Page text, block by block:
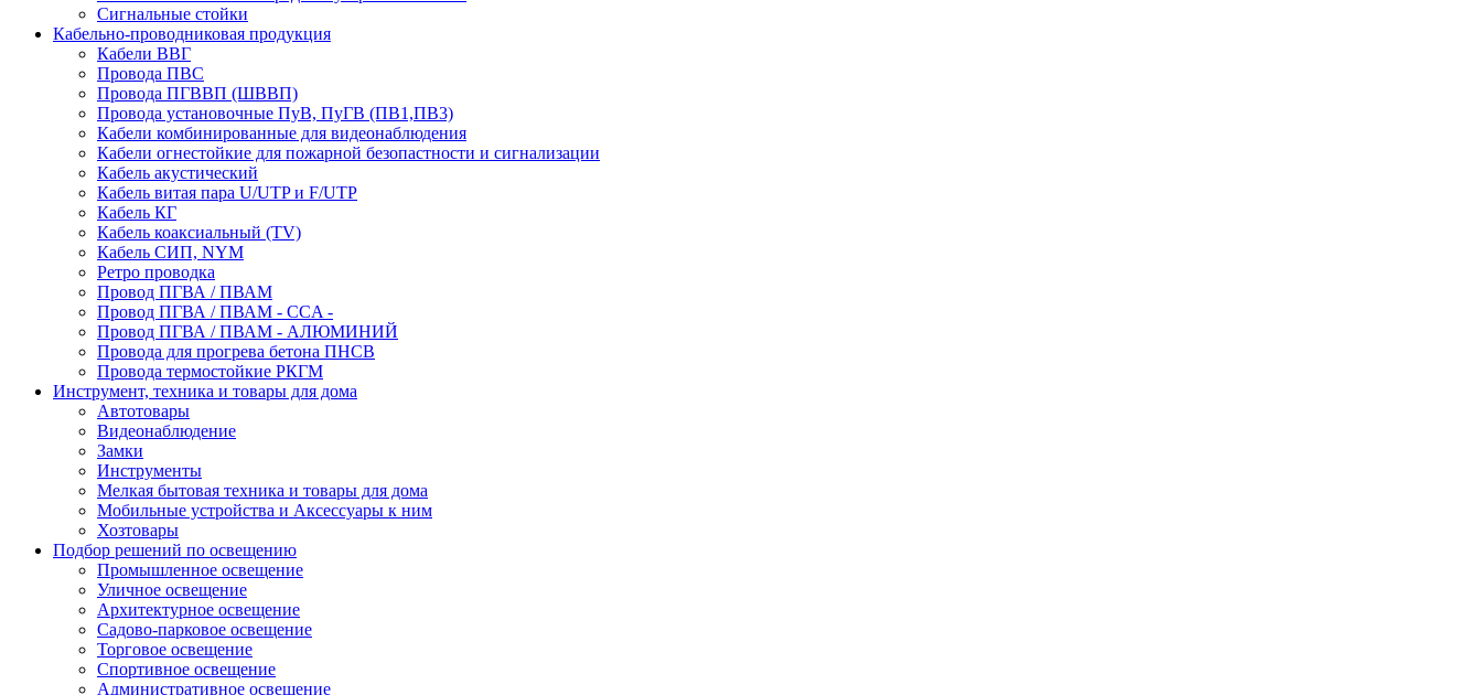
Сигнальные стойки
Кабельно-проводниковая продукция
Кабели ВВГ
Провода ПВС
Провода ПГВВП (ШВВП)
Провода установочные ПуВ, ПуГВ (ПВ1,ПВ3)
Кабели комбинированные для видеонаблюдения
Кабели огнестойкие для пожарной безопастности и сигнализации
Кабель акустический
Кабель витая пара U/UTP и F/UTP
Кабель КГ
Кабель коаксиальный (TV)
Кабель СИП, NYM
Ретро проводка
Провод ПГВА / ПВАМ
Провод ПГВА / ПВАМ - CCA -
Провод ПГВА / ПВАМ - АЛЮМИНИЙ
Провода для прогрева бетона ПНСВ
Провода термостойкие РКГМ
Инструмент, техника и товары для дома
Автотовары
Видеонаблюдение
Замки
Инструменты
Мелкая бытовая техника и товары для дома
Мобильные устройства и Аксессуары к ним
Хозтовары
Подбор решений по освещению
Промышленное освещение
Уличное освещение
Архитектурное освещение
Садово-парковое освещение
Торговое освещение
Спортивное освещение
Административное освещение